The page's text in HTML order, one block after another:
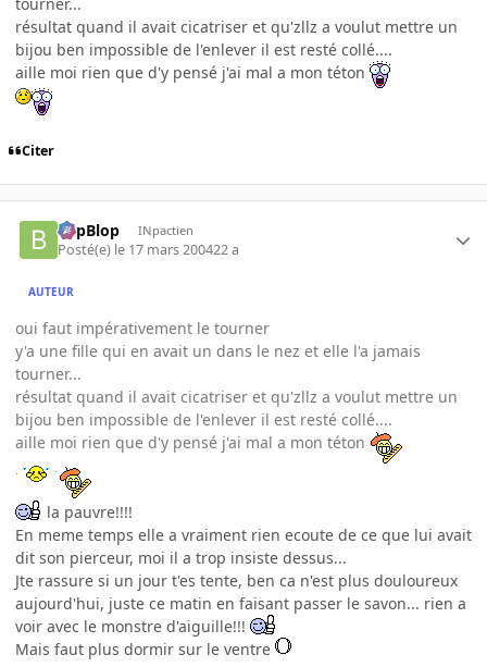
résultat quand il avait cicatriser et qu'zllz a voulut mettre un
bijou ben impossible de l'enlever il est resté collé....
aille moi rien que d'y pensé j'ai mal a mon téton
Citer
BlipBlop INpactien
Posté(e) le 17 mars 200422 a
AUTEUR
oui faut impérativement le tourner
y'a une fille qui en avait un dans le nez et elle l'a jamais
tourner...
résultat quand il avait cicatriser et qu'zllz a voulut mettre un
bijou ben impossible de l'enlever il est resté collé....
aille moi rien que d'y pensé j'ai mal a mon téton
la pauvre!!!!
En meme temps elle a vraiment rien ecoute de ce que lui avait
dit son pierceur, moi il a trop insiste dessus...
Jte rassure si un jour t'es tente, ben ca n'est plus douloureux
aujourd'hui, juste ce matin en faisant passer le savon... rien a
voir avec le monstre d'aiguille!!!
Mais faut plus dormir sur le ventre